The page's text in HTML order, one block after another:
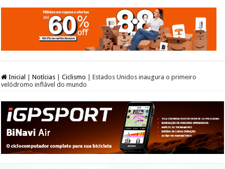
Inicial Notícias Ciclismo
Estados Unidos inaugura o primeiro
velódromo inflável do mundo